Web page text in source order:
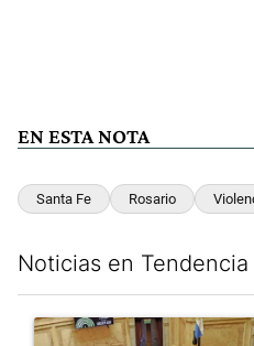
EN ESTA NOTA
Santa Fe Rosario
Noticias en Tendencia
Un artículo de tendencia con